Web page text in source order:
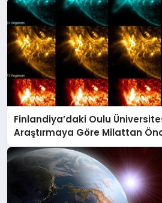
Finlandiya’daki Oulu
Araştırmaya Göre Milattan
Büyük Bir Jeomanyetik Fırtına